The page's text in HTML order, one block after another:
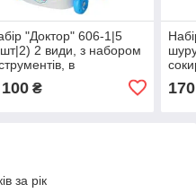
"Доктор" 606-1|5
2 види, з набором
в
₴ 170
за рік